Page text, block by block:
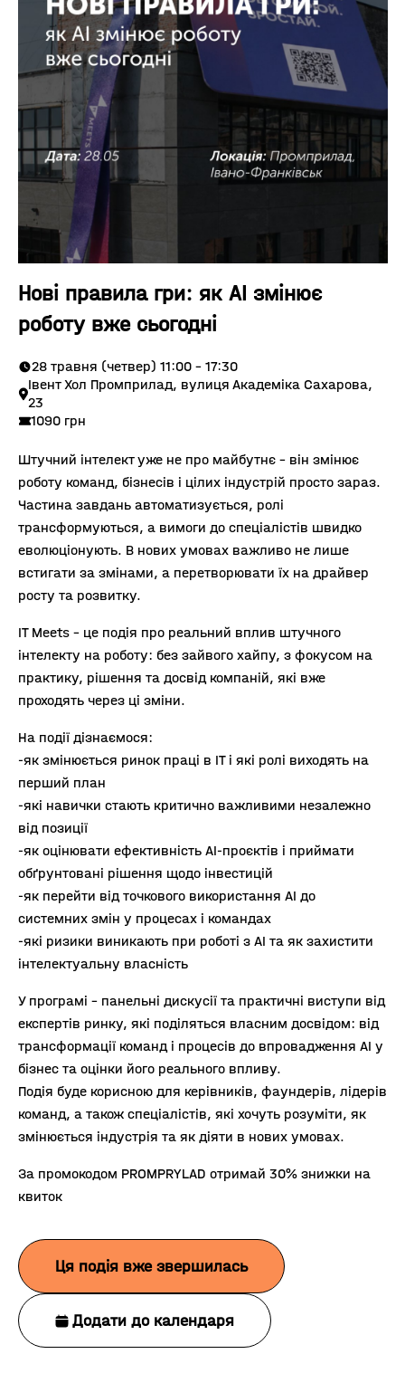
Нові правила гри: як AI змінює
роботу вже сьогодні
28 травня (четвер) 11:00 - 17:30
Івент Хол Промприлад, вулиця Академіка Сахарова,
23
1090 грн
Штучний інтелект уже не про майбутнє – він змінює
роботу команд, бізнесів і цілих індустрій просто зараз.
Частина завдань автоматизується, ролі
трансформуються, а вимоги до спеціалістів швидко
еволюціонують. В нових умовах важливо не лише
встигати за змінами, а перетворювати їх на драйвер
росту та розвитку.
IT Meets – це подія про реальний вплив штучного
інтелекту на роботу: без зайвого хайпу, з фокусом на
практику, рішення та досвід компаній, які вже
проходять через ці зміни.
На події дізнаємося:
-як змінюється ринок праці в IT і які ролі виходять на
перший план
-які навички стають критично важливими незалежно
від позиції
-як оцінювати ефективність AI-проєктів і приймати
обґрунтовані рішення щодо інвестицій
-як перейти від точкового використання AI до
системних змін у процесах і командах
-які ризики виникають при роботі з AI та як захистити
інтелектуальну власність
У програмі – панельні дискусії та практичні виступи від
експертів ринку, які поділяться власним досвідом: від
трансформації команд і процесів до впровадження AI у
бізнес та оцінки його реального впливу.
Подія буде корисною для керівників, фаундерів, лідерів
команд, а також спеціалістів, які хочуть розуміти, як
змінюється індустрія та як діяти в нових умовах.
За промокодом PROMPRYLAD отримай 30% знижки на
квиток
Ця подія вже звершилась
Додати до календаря